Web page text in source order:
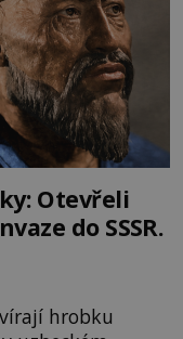
Otevřeli
do SSSR.
hrobku